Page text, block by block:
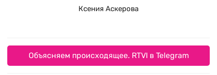
Ксения Аскерова
Объясняем происходящее. RTVI в Telegram